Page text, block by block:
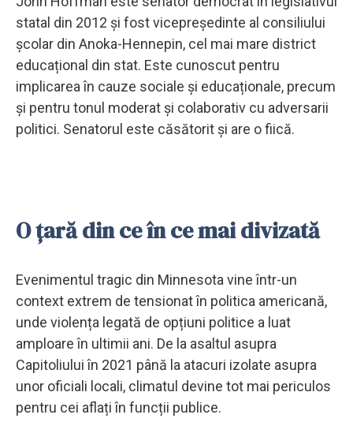
statal din 2012 și fost vicepreședinte al consiliului
școlar din Anoka-Hennepin, cel mai mare district
educațional din stat. Este cunoscut pentru
implicarea în cauze sociale și educaționale, precum
și pentru tonul moderat și colaborativ cu adversarii
politici. Senatorul este căsătorit și are o fiică.
O țară din ce în ce mai divizată
Evenimentul tragic din Minnesota vine într-un
context extrem de tensionat în politica americană,
unde violența legată de opțiuni politice a luat
amploare în ultimii ani. De la asaltul asupra
Capitoliului în 2021 până la atacuri izolate asupra
unor oficiali locali, climatul devine tot mai periculos
pentru cei aflați în funcții publice.